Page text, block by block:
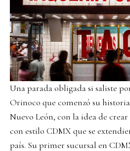
Una parada obligada si saliste
Orinoco que comenzó su
Nuevo León, con la idea de
con estilo CDMX que se
país. Su primer sucursal en